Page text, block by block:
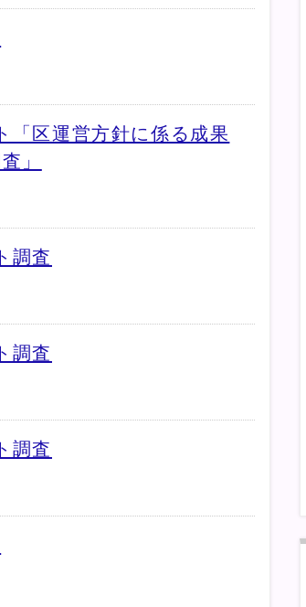
「区運営方針に係る成果
」
調査
調査
調査